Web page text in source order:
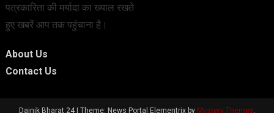
पत्रकारिता की मर्यादा का ख्याल रखते
हुए खबरें आप तक पहुंचाना है।
About Us
Contact Us
Dainik Bharat 24 | Theme: News Portal Elementrix by Mystery Themes